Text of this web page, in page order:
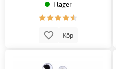
I lager
Köp